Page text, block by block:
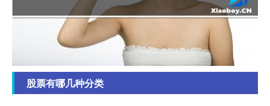
股票有哪几种分类